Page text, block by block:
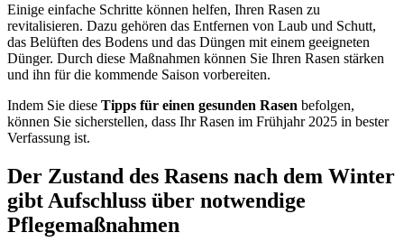
Einige einfache Schritte können helfen, Ihren Rasen zu
revitalisieren. Dazu gehören das Entfernen von Laub und Schutt,
das Belüften des Bodens und das Düngen mit einem geeigneten
Dünger. Durch diese Maßnahmen können Sie Ihren Rasen stärken
und ihn für die kommende Saison vorbereiten.
Indem Sie diese Tipps für einen gesunden Rasen befolgen,
können Sie sicherstellen, dass Ihr Rasen im Frühjahr 2025 in bester
Verfassung ist.
Der Zustand des Rasens nach dem Winter
gibt Aufschluss über notwendige
Pflegemaßnahmen